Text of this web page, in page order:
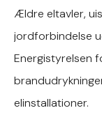
Ældre eltavler,
jordforbindelse
Energistyrelsen
elinstallationer.